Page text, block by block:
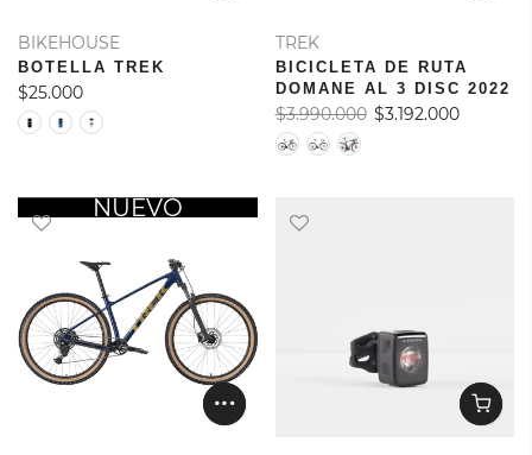
BIKEHOUSE
BOTELLA TREK
$25.000
TREK
BICICLETA DE RUTA
DOMANE AL 3 DISC 2022
$3.990.000 $3.192.000
OFERTA
NUEVO